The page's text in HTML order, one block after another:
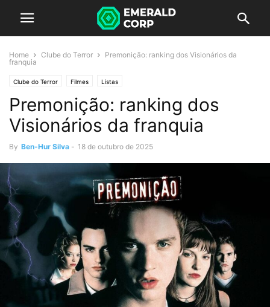
Home Clube do Terror
Premonição: ranking dos Visionários da
franquia
Clube do Terror Filmes Listas
Premonição: ranking dos
Visionários da franquia
By Ben-Hur Silva - 18 de outubro de 2025